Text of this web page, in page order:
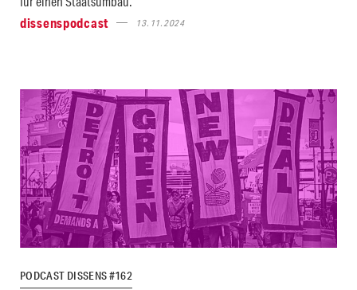
dissenspodcast
13.11.2024
PODCAST DISSENS #162